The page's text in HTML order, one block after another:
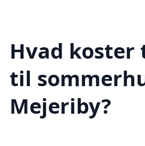
Hvad
til
Mejeriby?